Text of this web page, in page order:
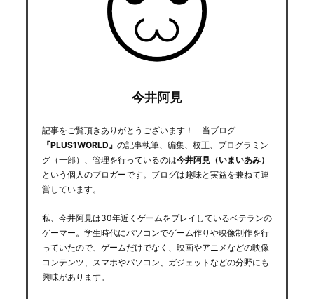
今井阿見
記事をご覧頂きありがとうございます！ 当ブログ
『PLUS1WORLD』 の記事執筆、編集、校正、プログラミン
グ（一部）、管理を行っているのは今井阿見（いまいあみ）
という個人のブロガーです。ブログは趣味と実益を兼ねて運
営しています。
私、今井阿見は30年近くゲームをプレイしているベテランの
ゲーマー。学生時代にパソコンでゲーム作りや映像制作を行
っていたので、ゲームだけでなく、映画やアニメなどの映像
コンテンツ、スマホやパソコン、ガジェットなどの分野にも
興味があります。